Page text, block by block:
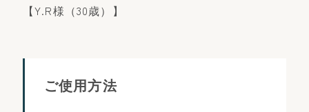
【Y.R様（30歳）】
ご使用方法